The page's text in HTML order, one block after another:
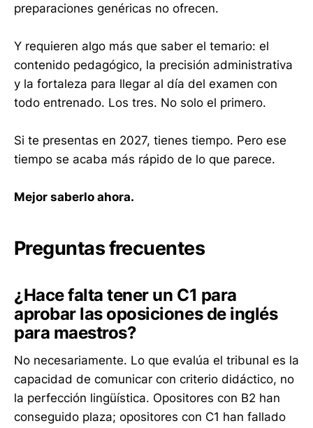
preparaciones genéricas no ofrecen.
Y requieren algo más que saber el temario: el
contenido pedagógico, la precisión administrativa
y la fortaleza para llegar al día del examen con
todo entrenado. Los tres. No solo el primero.
Si te presentas en 2027, tienes tiempo. Pero ese
tiempo se acaba más rápido de lo que parece.
Mejor saberlo ahora.
Preguntas frecuentes
¿Hace falta tener un C1 para
aprobar las oposiciones de inglés
para maestros?
No necesariamente. Lo que evalúa el tribunal es la
capacidad de comunicar con criterio didáctico, no
la perfección lingüística. Opositores con B2 han
conseguido plaza; opositores con C1 han fallado